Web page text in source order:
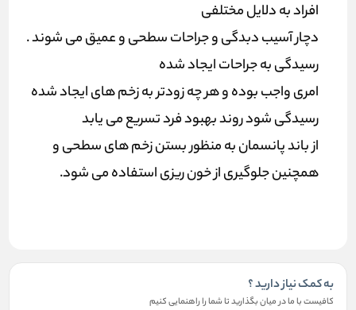
افراد به دلایل مختلفی
دچار آسیب دبدگی و جراحات سطحی و عمیق می شوند .
رسیدگی به جراحات ایجاد شده
امری واجب بوده و هر چه زودتر به زخم های ایجاد شده
رسیدگی شود روند بهبود فرد تسریع می یابد
از باند پانسمان به منظور بستن زخم های سطحی و
همچنین جلوگیری از خون ریزی استفاده می شود.
به کمک نیاز دارید ؟
کافیست با ما در میان بگذارید تا شما را راهنمایی کنیم